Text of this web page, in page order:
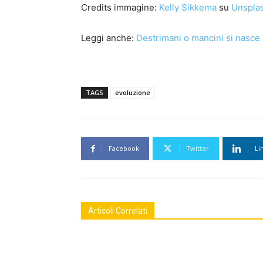
Credits immagine: Kelly Sikkema su
Leggi anche: Destrimani o mancini si nasce
TAGS evoluzione
Facebook Twitter
Articoli Correlati